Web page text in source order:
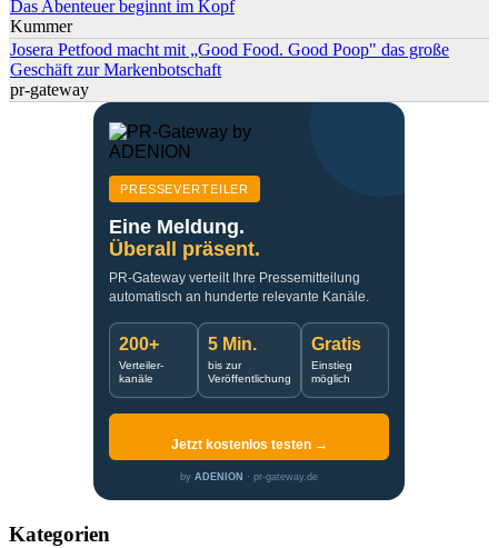
Das Abenteuer beginnt im Kopf
Kummer
Josera Petfood macht mit „Good Food. Good Poop" das große
Geschäft zur Markenbotschaft
pr-gateway
PRESSEVERTEILER
Eine Meldung.
Überall präsent.
PR-Gateway verteilt Ihre Pressemitteilung
automatisch an hunderte relevante Kanäle.
200+
Verteiler-
kanäle
5 Min.
bis zur
Veröffentlichung
Gratis
Einstieg
möglich
Jetzt kostenlos testen →
by ADENION · pr-gateway.de
Kategorien